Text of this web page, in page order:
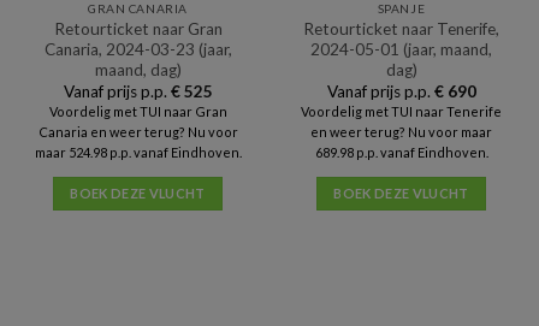
GRAN CANARIA
Retourticket naar Gran
Canaria, 2024-03-23 (jaar,
maand, dag)
Vanaf prijs p.p. €525
Voordelig met TUI naar Gran
Canaria en weer terug? Nu voor
maar 524.98 p.p. vanaf Eindhoven.
BOEK DEZE VLUCHT
SPANJE
Retourticket naar Tenerife,
2024-05-01 (jaar, maand,
dag)
Vanaf prijs p.p. €690
Voordelig met TUI naar Tenerife
en weer terug? Nu voor maar
689.98 p.p. vanaf Eindhoven.
BOEK DEZE VLUCHT